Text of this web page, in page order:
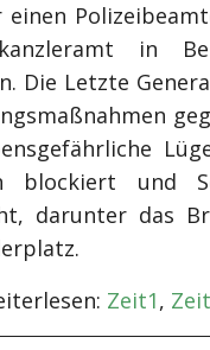
einen
in
Die Letzte
blockiert und
darunter das
Zeit1,